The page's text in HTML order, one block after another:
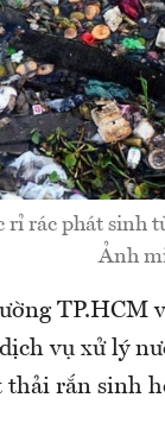
rỉ rác phát sinh
Ảnh
TP.HCM
vụ xử lý
thải rắn sinh